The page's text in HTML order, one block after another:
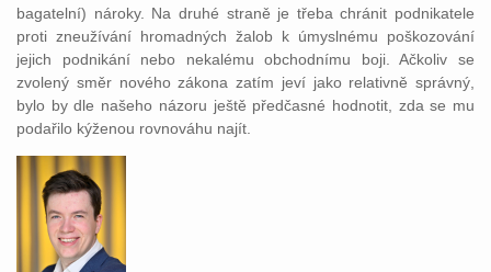
bagatelní) nároky. Na druhé straně je třeba chránit podnikatele
proti zneužívání hromadných žalob k úmyslnému poškozování
jejich podnikání nebo nekalému obchodnímu boji. Ačkoliv se
zvolený směr nového zákona zatím jeví jako relativně správný,
bylo by dle našeho názoru ještě předčasné hodnotit, zda se mu
podařilo kýženou rovnováhu najít.